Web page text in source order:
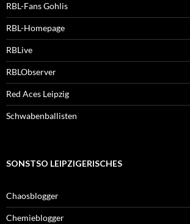
RBL-Fans Gohlis
RBL-Homepage
RBLive
RBLObserver
Red Aces Leipzig
Schwabenballisten
SONSTSO LEIPZIGERISCHES
Chaosblogger
Chemieblogger